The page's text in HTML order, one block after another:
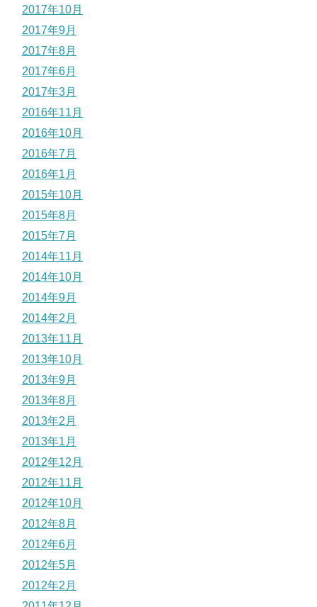
2017年10月
2017年9月
2017年8月
2017年6月
2017年3月
2016年11月
2016年10月
2016年7月
2016年1月
2015年10月
2015年8月
2015年7月
2014年11月
2014年10月
2014年9月
2014年2月
2013年11月
2013年10月
2013年9月
2013年8月
2013年2月
2013年1月
2012年12月
2012年11月
2012年10月
2012年8月
2012年6月
2012年5月
2012年2月